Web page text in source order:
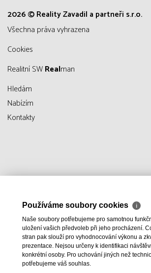
2026 © Reality Zavadil a partneři s.r.o.
všechna práva vyhrazena
Cookies
Realitní SWRealman
Hledám
Nabízím
Kontakty
Používáme soubory cookies ℹ
Naše soubory potřebujeme pro samotnou
uložení vašich předvoleb při jeho procházení.
stran pak slouží pro vyhodnocování výkonu a
prezentace. Nejsou určeny k identifikaci
konkrétní osoby. Pro uchování jiných než
potřebujeme váš souhlas.